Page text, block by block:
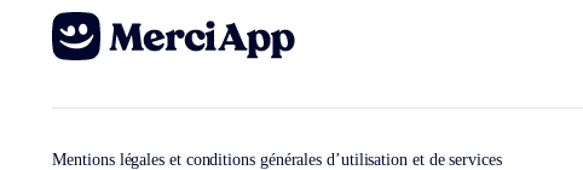
Mentions légales et conditions générales d’utilisation et de services